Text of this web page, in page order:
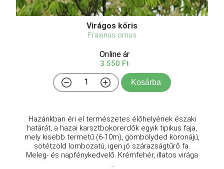
Virágos kőris
Fraxinus ornus
Online ár
3 550 Ft
Kosárba
Hazánkban éri el természetes élőhelyének északi
határát, a hazai karsztbokorerdők egyik tipikus faja,
mely kisebb termetű (6-10m), gömbölyded koronájú,
sötétzöld lombozatú, igen jó szárazságtűrő fa.
Meleg- és napfénykedvelő. Krémfehér, illatos virága
...